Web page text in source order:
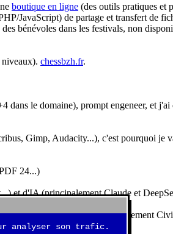
boutique en ligne (des outils pratiques et
JavaScript) de partage et transfert de
bénévoles dans les festivals, non
chessbzh.fr.
le domaine), prompt engeneer, et
Gimp, Audacity...), c'est pourquoi je
24...)
et d'IA (principalement Claude et
et aux jeux vidéos (essentiellement
analyser son trafic.